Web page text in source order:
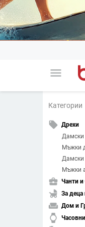
menu
Категории
local_offer Дрехи
Дамски
Мъжки
Дамски
Мъжки
business_center Чанти
child_friendly За деца
weekend Дом и
watch